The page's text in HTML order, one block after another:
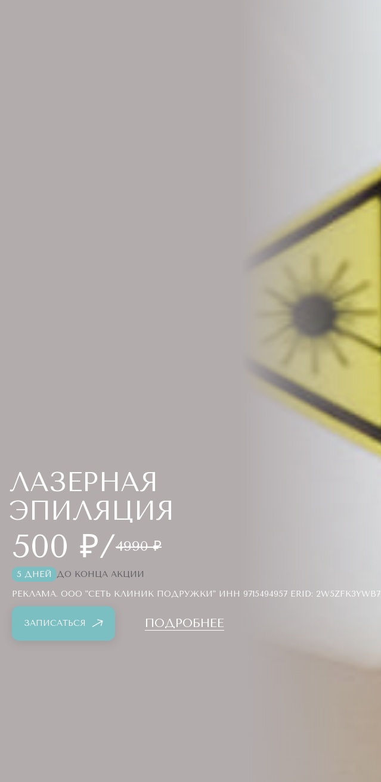
ЛАЗЕРНАЯ
ЭПИЛЯЦИЯ
500 ₽/4990 ₽
5 ДНЕЙ
ДО КОНЦА АКЦИИ
РЕКЛАМА. ООО "СЕТЬ КЛИНИК ПОДРУЖКИ" ИНН 9715494957 ERID: 2W5ZFK3YWB7
ЗАПИСАТЬСЯ ПОДРОБНЕЕ